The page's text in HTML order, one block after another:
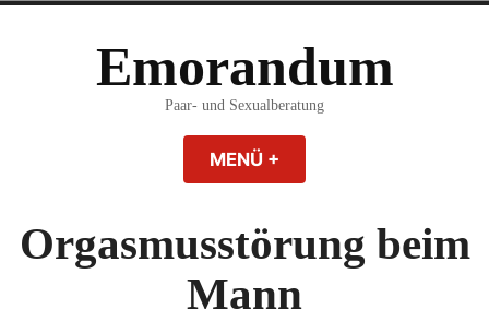
Emorandum
Paar- und Sexualberatung
MENÜ +
Orgasmusstörung beim
Mann